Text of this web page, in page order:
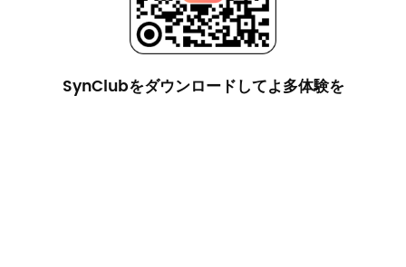
SynClubをダウンロードしてよ多体験を